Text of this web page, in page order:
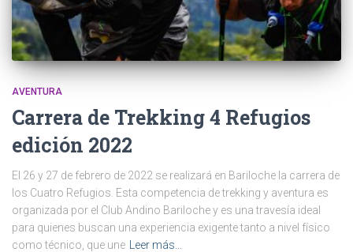
AVENTURA
Carrera de Trekking 4 Refugios
edición 2022
El 26 y 27 de febrero de 2022 se realizará en Bariloche la carrera de
los Cuatro Refugios. Esta competencia de trekking y aventura es
organizada por el Club Andino Bariloche y es una travesía ideal
para quienes buscan una experiencia exigente tanto a nivel físico
como técnico, que une
Leer más…